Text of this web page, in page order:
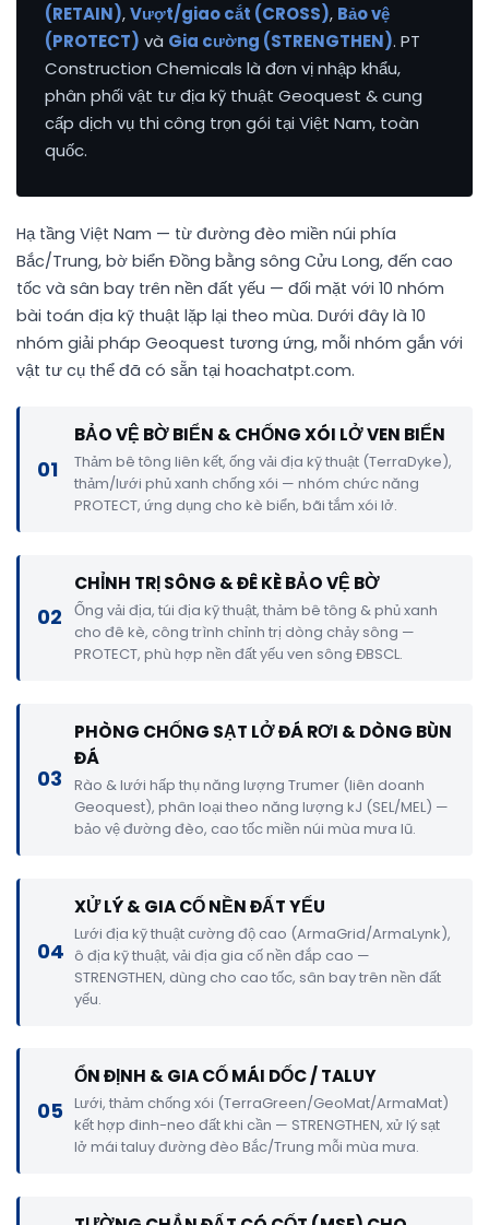
(RETAIN),Vượt/giao cắt (CROSS), Bảo vệ
(PROTECT) và Gia cường (STRENGTHEN). PT
Construction Chemicals là đơn vị nhập khẩu,
phân phối vật tư địa kỹ thuật Geoquest & cung
cấp dịch vụ thi công trọn gói tại Việt Nam, toàn
quốc.
Hạ tầng Việt Nam — từ đường đèo miền núi phía
Bắc/Trung, bờ biển Đồng bằng sông Cửu Long, đến cao
tốc và sân bay trên nền đất yếu — đối mặt với 10 nhóm
bài toán địa kỹ thuật lặp lại theo mùa. Dưới đây là 10
nhóm giải pháp Geoquest tương ứng, mỗi nhóm gắn với
vật tư cụ thể đã có sẵn tại hoachatpt.com.
01
BẢO VỆ BỜ BIỂN & CHỐNG XÓI LỞ VEN BIỂN
Thảm bê tông liên kết, ống vải địa kỹ thuật (TerraDyke),
thảm/lưới phủ xanh chống xói — nhóm chức năng
PROTECT, ứng dụng cho kè biển, bãi tắm xói lở.
02
CHỈNH TRỊ SÔNG & ĐÊ KÈ BẢO VỆ BỜ
Ống vải địa, túi địa kỹ thuật, thảm bê tông & phủ xanh
cho đê kè, công trình chỉnh trị dòng chảy sông —
PROTECT, phù hợp nền đất yếu ven sông ĐBSCL.
03
PHÒNG CHỐNG SẠT LỞ ĐÁ RƠI & DÒNG BÙN
ĐÁ
Rào & lưới hấp thụ năng lượng Trumer (liên doanh
Geoquest), phân loại theo năng lượng kJ (SEL/MEL) —
bảo vệ đường đèo, cao tốc miền núi mùa mưa lũ.
04
XỬ LÝ & GIA CỐ NỀN ĐẤT YẾU
Lưới địa kỹ thuật cường độ cao (ArmaGrid/ArmaLynk),
ô địa kỹ thuật, vải địa gia cố nền đắp cao —
STRENGTHEN, dùng cho cao tốc, sân bay trên nền đất
yếu.
05
ỔN ĐỊNH & GIA CỐ MÁI DỐC / TALUY
Lưới, thảm chống xói (TerraGreen/GeoMat/ArmaMat)
kết hợp đinh-neo đất khi cần — STRENGTHEN, xử lý sạt
lở mái taluy đường đèo Bắc/Trung mỗi mùa mưa.